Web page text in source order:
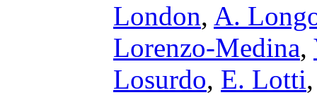
London, A.
Lorenzo-Medina,
Losurdo, E. Lotti